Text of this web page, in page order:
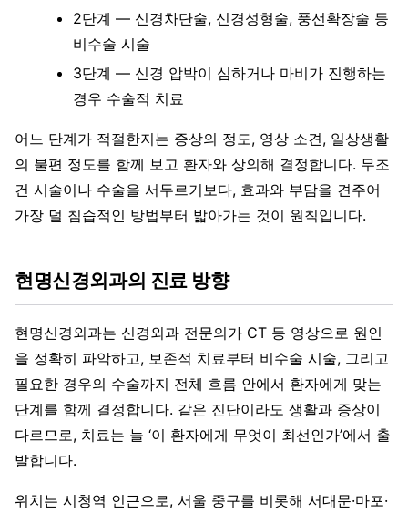
2단계 — 신경차단술, 신경성형술, 풍선확장술 등
비수술 시술
3단계 — 신경 압박이 심하거나 마비가 진행하는
경우 수술적 치료
어느 단계가 적절한지는 증상의 정도, 영상 소견, 일상생활
의 불편 정도를 함께 보고 환자와 상의해 결정합니다. 무조
건 시술이나 수술을 서두르기보다, 효과와 부담을 견주어
가장 덜 침습적인 방법부터 밟아가는 것이 원칙입니다.
현명신경외과의 진료 방향
현명신경외과는 신경외과 전문의가 CT 등 영상으로 원인
을 정확히 파악하고, 보존적 치료부터 비수술 시술, 그리고
필요한 경우의 수술까지 전체 흐름 안에서 환자에게 맞는
단계를 함께 결정합니다. 같은 진단이라도 생활과 증상이
다르므로, 치료는 늘 ‘이 환자에게 무엇이 최선인가’에서 출
발합니다.
위치는 시청역 인근으로, 서울 중구를 비롯해 서대문·마포·